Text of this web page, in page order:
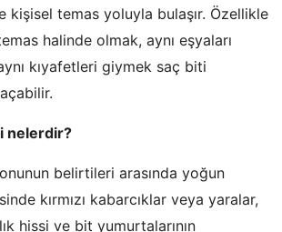
kişisel temas yoluyla bulaşır. Özellikle
halinde olmak, aynı eşyaları
kıyafetleri giymek saç biti
nelerdir?
belirtileri arasında yoğun
kırmızı kabarcıklar veya yaralar,
hissi ve bit yumurtalarının